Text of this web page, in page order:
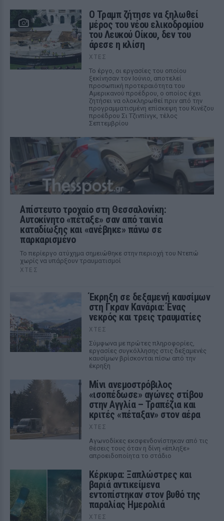
Ο Τραμπ ζήτησε να ξηλωθεί
μέρος του νέου ελικοδρομίου
του Λευκού Οίκου, δεν του
άρεσε η κλίση
ΧΤΕΣ
Το έργο, οι εργασίες του οποίου
ξεκίνησαν τον Ιούνιο, αποτελεί
προσωπική προτεραιότητα του
Αμερικανού προέδρου, ο οποίος έχει
ζητήσει να ολοκληρωθεί πριν από την
προγραμματισμένη επίσκεψη του Κινέζου
προέδρου Σι Τζινπίνγκ, τέλος
Σεπτεμβρίου
Απίστευτο τροχαίο στη Θεσσαλονίκη:
Αυτοκίνητο «πέταξε» σαν από ταινία
καταδίωξης και «ανέβηκε» πάνω σε
παρκαρισμένο
Το περίεργο ατύχημα σημειώθηκε στην περιοχή του Ντεπώ
χωρίς να υπάρξουν τραυματισμοί
ΧΤΕΣ
Έκρηξη σε δεξαμενή καυσίμων
στη Γκραν Κανάρια: Ένας
νεκρός και τρεις τραυματίες
ΧΤΕΣ
Σύμφωνα με πρώτες πληροφορίες,
εργασίες συγκόλλησης στις δεξαμενές
καυσίμων βρίσκονται πίσω από την
έκρηξη
Μίνι ανεμοστρόβιλος
«ισοπέδωσε» αγώνες στίβου
στην Αγγλία – Τραπέζια και
κριτές «πέταξαν» στον αέρα
ΧΤΕΣ
Αγωνοδίκες εκσφενδονίστηκαν από τις
θέσεις τους όταν η δίνη «έπληξε»
απροειδοποίητα το στάδιο
Κέρκυρα: Ξαπλώστρες και
βαριά αντικείμενα
εντοπίστηκαν στον βυθό της
παραλίας Ημερολιά
ΧΤΕΣ